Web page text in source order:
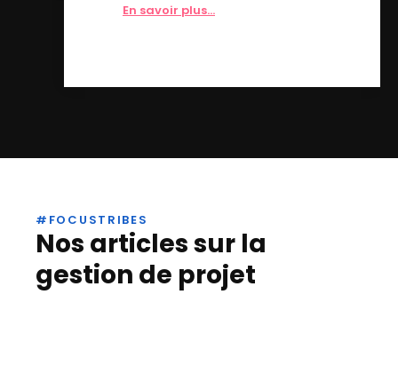
En savoir plus...
#FOCUSTRIBES
Nos articles sur la
gestion de projet